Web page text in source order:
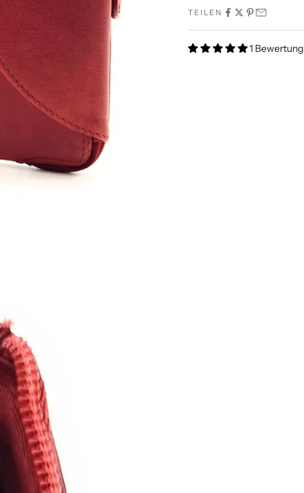
TEILEN
1 Bewertung